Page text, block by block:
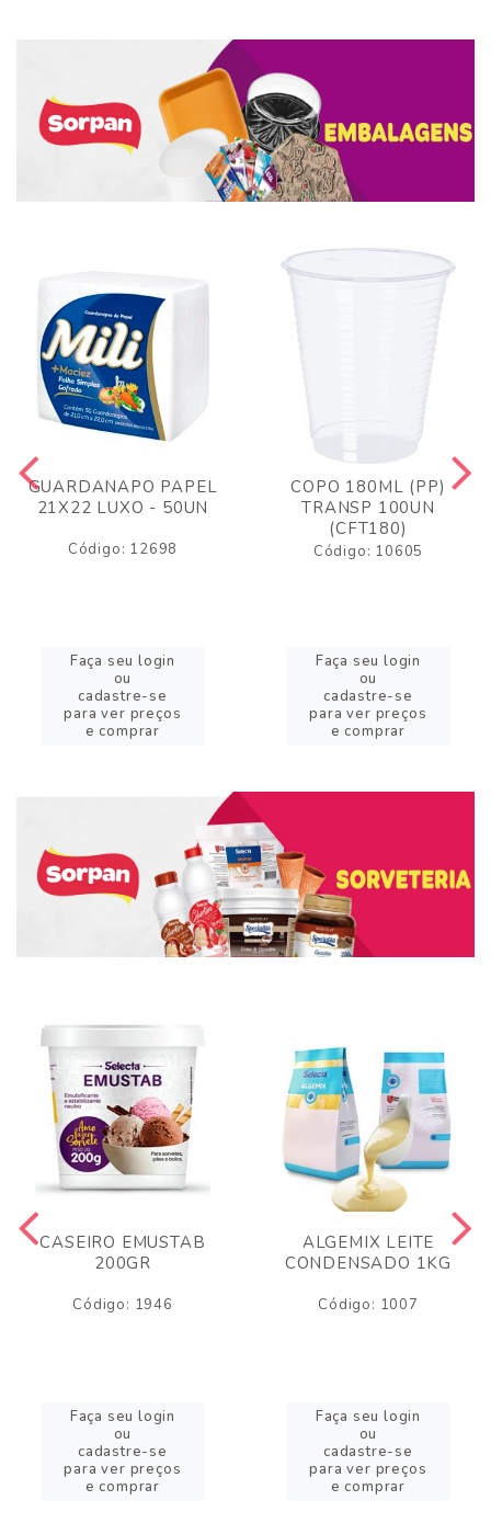
GUARDANAPO PAPEL
21X22 LUXO - 50UN
Código: 12698
Faça seu login
ou
cadastre-se
para ver preços
e comprar
COPO 180ML (PP)
TRANSP 100UN
(CFT180)
Código: 10605
Faça seu login
ou
cadastre-se
para ver preços
e comprar
CASEIRO EMUSTAB
200GR
Código: 1946
Faça seu login
ou
cadastre-se
para ver preços
e comprar
ALGEMIX LEITE
CONDENSADO 1KG
Código: 1007
Faça seu login
ou
cadastre-se
para ver preços
e comprar